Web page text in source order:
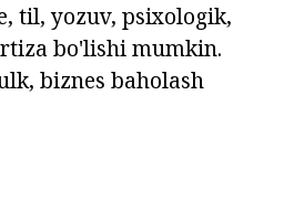
til, yozuv, psixologik,
bo'lishi mumkin.
biznes baholash